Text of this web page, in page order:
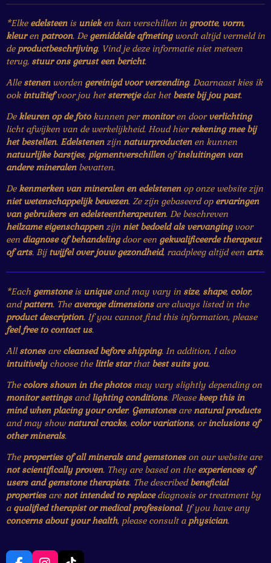
*Elke edelsteenis unieken kan verschillen in grootte, vorm,
kleuren patroon. De gemiddelde afmetingwordt altijd vermeld in
de productbeschrijving. Vind je deze informatie niet meteen
terug, stuur ons gerust een bericht.
Alle stenenworden gereinigd voor verzending. Daarnaast kies ik
ook intuïtiefvoor jou het sterretjedat het beste bij jou past.
Dekleuren op de fotokunnen permonitoren doorverlichting
licht afwijken van de werkelijkheid. Houd hierrekening mee bij
het bestellen. Edelstenenzijn natuurproductenen kunnen
natuurlijke barstjes, pigmentverschillenofinsluitingen van
andere mineralenbevatten.
Dekenmerken van mineralen en edelstenenop onze website zijn
niet wetenschappelijk bewezen. Ze zijn gebaseerd op ervaringen
van gebruikers en edelsteentherapeuten. De beschreven
heilzame eigenschappenzijn niet bedoeld als vervangingvoor
een diagnose of behandelingdoor een gekwalificeerde therapeut
of arts. Bijtwijfel over jouw gezondheid, raadpleeg altijd een arts.
*Each gemstoneis uniqueand may vary in size, shape, color,
andpattern. The average dimensionsare always listed in the
product description. If you cannot find this information, please
feel free to contact us.
Allstonesare cleansed before shipping. In addition, I also
intuitivelychoose the little starthat best suits you.
The colors shown in the photosmay vary slightly depending on
monitor settingsandlighting conditions. Pleasekeep this in
mind when placing your order. Gemstonesarenatural products
and may shownatural cracks, color variations, orinclusions of
other minerals.
The properties of all minerals and gemstoneson our website are
not scientifically proven. They are based on the experiences of
users and gemstone therapists. The describedbeneficial
propertiesarenot intended to replacediagnosis or treatment by
a qualified therapist or medical professional. If you have any
concerns about your health, please consult a physician.